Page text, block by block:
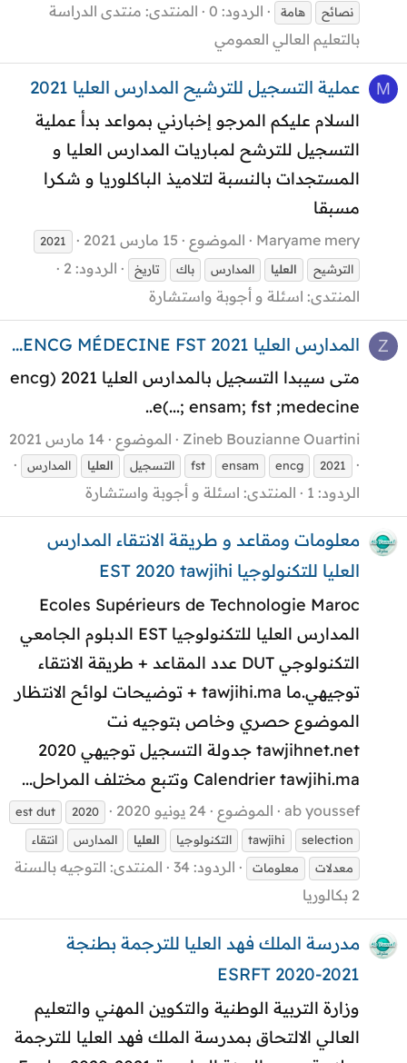
نصائح
هامة الردود: 0 المنتدى: منتدى الدراسة
بالتعليم العالي العمومي
M عملية التسجيل للترشيح المدارس العليا 2021
السلام عليكم المرجو إخبارني بمواعد بدأ عملية
التسجيل للترشح لمباريات المدارس العليا و
المستجدات بالنسبة لتلاميذ الباكلوريا و شكرا
مسبقا
Maryame mery الموضوع 15 مارس 2021
2021
الترشيح
العليا المدارس باك تاريخ
الردود: 2
المنتدى: اسئلة و أجوبة واستشارة
Z المدارس العليا ENCG MÉDECINE FST 2021...
متى سيبدا التسجيل بالمدارس العليا 2021 (encg
; ensam; fst ;medecine...)e..
Zineb Bouzianne Ouartini الموضوع 14 مارس 2021
2021
encg
ensam
fst التسجيل العليا المدارس
الردود: 1 المنتدى: اسئلة و أجوبة واستشارة
معلومات ومقاعد و طريقة الانتقاء المدارس
العليا للتكنولوجيا EST 2020 tawjihi
Ecoles Supérieurs de Technologie Maroc
المدارس العليا للتكنولوجيا EST الدبلوم الجامعي
التكنولوجي DUT عدد المقاعد + طريقة الانتقاء
توجيهي.ما tawjihi.ma + توضيحات لوائح الانتظار
الموضوع حصري وخاص بتوجيه نت
tawjihnet.net جدولة التسجيل توجيهي 2020
Calendrier tawjihi.ma وتتبع مختلف المراحل...
ab youssef الموضوع 24 يونيو 2020 2020
est dut
selection
tawjihi التكنولوجيا العليا المدارس
انتقاء
معدلات
معلومات الردود: 34 المنتدى: التوجيه بالسنة
2 بكالوريا
مدرسة الملك فهد العليا للترجمة بطنجة
ESRFT 2020-2021
وزارة التربية الوطنية والتكوين المهني والتعليم
العالي الالتحاق بمدرسة الملك فهد العليا للترجمة